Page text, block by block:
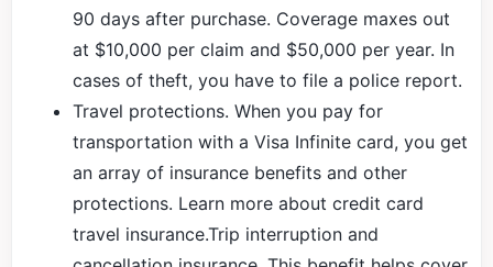
90 days after purchase. Coverage maxes out
at $10,000 per claim and $50,000 per year. In
cases of theft, you have to file a police report.
Travel protections. When you pay for
transportation with a Visa Infinite card, you get
an array of insurance benefits and other
protections. Learn more about credit card
travel insurance.Trip interruption and